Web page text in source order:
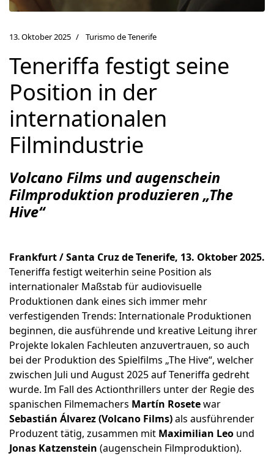
13. Oktober 2025 Turismo de Tenerife
Teneriffa festigt seine
Position in der
internationalen
Filmindustrie
Volcano Films und augenschein
Filmproduktion produzieren „The
Hive“
Frankfurt / Santa Cruz de Tenerife, 13. Oktober 2025.
Teneriffa festigt weiterhin seine Position als
internationaler Maßstab für audiovisuelle
Produktionen dank eines sich immer mehr
verfestigenden Trends: Internationale Produktionen
beginnen, die ausführende und kreative Leitung ihrer
Projekte lokalen Fachleuten anzuvertrauen, so auch
bei der Produktion des Spielfilms „The Hive“, welcher
zwischen Juli und August 2025 auf Teneriffa gedreht
wurde. Im Fall des Actionthrillers unter der Regie des
spanischen Filmemachers Martín Rosetewar
Sebastián Álvarez (Volcano Films)als ausführender
Produzent tätig, zusammen mit Maximilian Leo und
Jonas Katzenstein (augenschein Filmproduktion).